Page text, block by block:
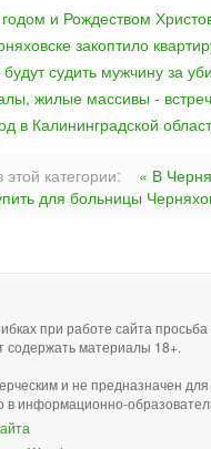
и Рождеством
закоптило
судить мужчину за
жилые массивы -
в Калининградской
категории: « В
для больницы
при работе сайта
содержать материалы 18+.
и не предназначен
в информационно-